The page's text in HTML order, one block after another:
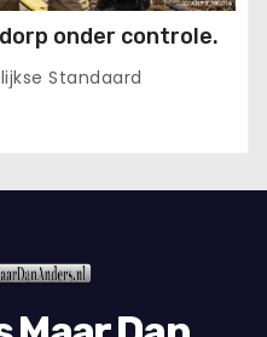
onder controle.
Standaard